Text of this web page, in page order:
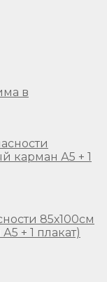
в
85х100см
+ 1 плакат)